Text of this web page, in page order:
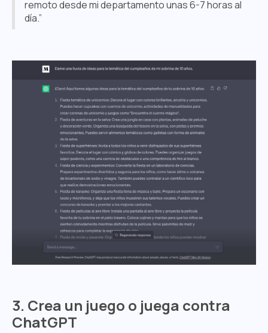
remoto desde mi departamento unas 6-7 horas al
día.”
3. Crea un juego o juega contra
ChatGPT